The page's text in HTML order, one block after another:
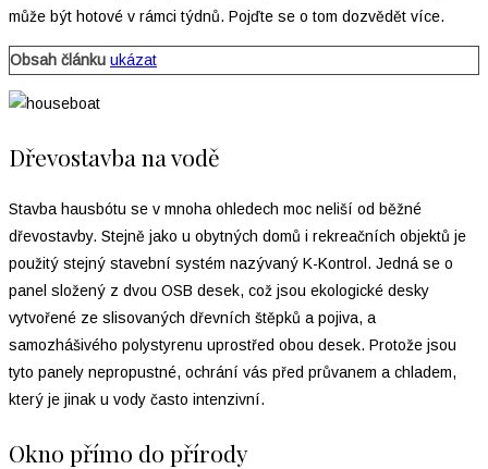
může být hotové v rámci týdnů. Pojďte se o tom dozvědět více.
Obsah článku ukázat
Dřevostavba na vodě
Stavba hausbótu se v mnoha ohledech moc neliší od běžné
dřevostavby. Stejně jako u obytných domů i rekreačních objektů je
použitý stejný stavební systém nazývaný K-Kontrol. Jedná se o
panel složený z dvou OSB desek, což jsou ekologické desky
vytvořené ze slisovaných dřevních štěpků a pojiva, a
samozhášivého polystyrenu uprostřed obou desek. Protože jsou
tyto panely nepropustné, ochrání vás před průvanem a chladem,
který je jinak u vody často intenzivní.
Okno přímo do přírody